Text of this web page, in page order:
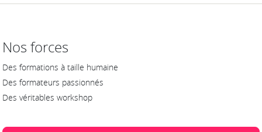
Nos forces
Des formations à taille humaine
Des formateurs passionnés
Des véritables workshop